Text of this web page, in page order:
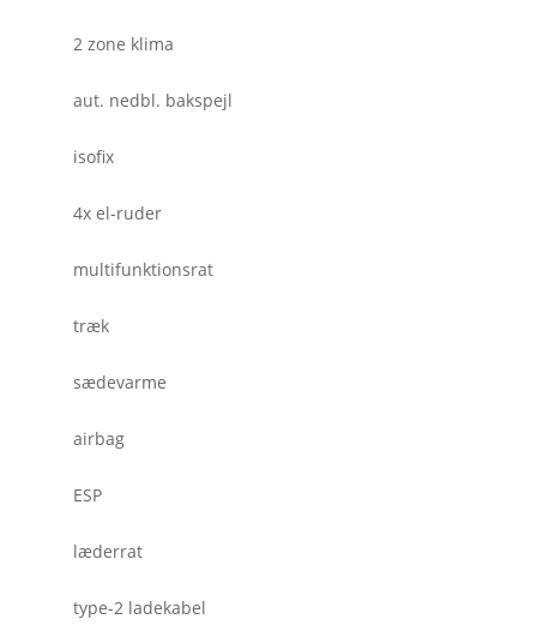
2 zone klima
aut. nedbl. bakspejl
isofix
4x el-ruder
multifunktionsrat
træk
sædevarme
airbag
ESP
læderrat
type-2 ladekabel